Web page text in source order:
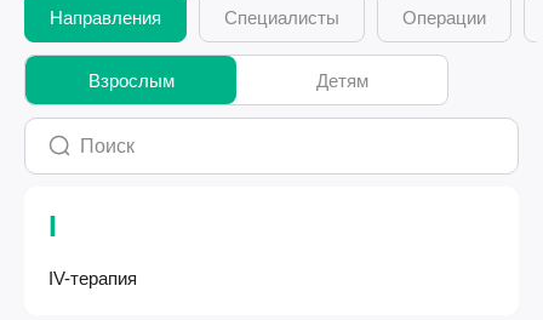
Направления Специалисты Операции
Взрослым Детям
I
IV-терапия